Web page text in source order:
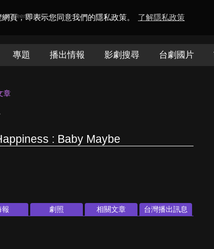
頁，即表示您同意我們的隱私政策。 了解隱私政策
電視迷
專題 播出情報 影劇搜尋 台劇國片
章
: Baby Maybe
報 劇照 相關文章 台灣播出訊息